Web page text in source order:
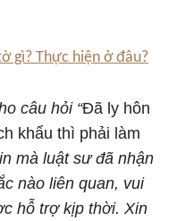
gì? Thực hiện ở đâu?
câu hỏi “Đã ly hôn
khẩu thì phải làm
mà luật sư đã nhận
nào liên quan, vui
hỗ trợ kịp thời. Xin